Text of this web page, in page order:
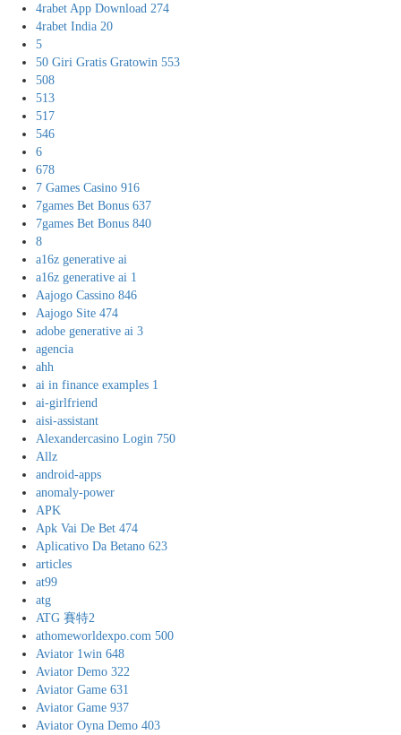
4rabet App Download 274
4rabet India 20
5
50 Giri Gratis Gratowin 553
508
513
517
546
6
678
7 Games Casino 916
7games Bet Bonus 637
7games Bet Bonus 840
8
a16z generative ai
a16z generative ai 1
Aajogo Cassino 846
Aajogo Site 474
adobe generative ai 3
agencia
ahh
ai in finance examples 1
ai-girlfriend
aisi-assistant
Alexandercasino Login 750
Allz
android-apps
anomaly-power
APK
Apk Vai De Bet 474
Aplicativo Da Betano 623
articles
at99
atg
ATG 賽特2
athomeworldexpo.com 500
Aviator 1win 648
Aviator Demo 322
Aviator Game 631
Aviator Game 937
Aviator Oyna Demo 403